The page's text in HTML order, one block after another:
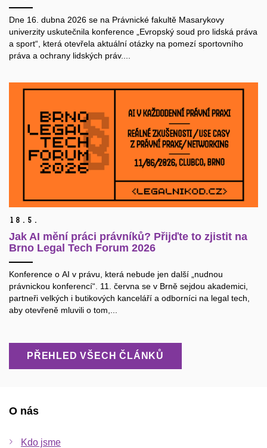
Dne 16. dubna 2026 se na Právnické fakultě Masarykovy
univerzity uskutečnila konference „Evropský soud pro lidská práva
a sport“, která otevřela aktuální otázky na pomezí sportovního
práva a ochrany lidských práv....
18. 5.
Jak AI mění práci právníků? Přijďte to zjistit na
Brno Legal Tech Forum 2026
Konference o AI v právu, která nebude jen další „nudnou
právnickou konferencí“. 11. června se v Brně sejdou akademici,
partneři velkých i butikových kanceláří a odborníci na legal tech,
aby otevřeně mluvili o tom,...
PŘEHLED VŠECH ČLÁNKŮ
O nás
Kdo jsme